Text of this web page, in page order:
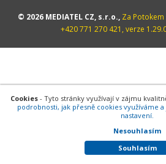
© 2026 MEDIATEL CZ, s.r.o., Za Potokem
+420 771 270 421, verze
Cookies - Tyto stránky využívají v zájmu
podrobnosti, jak přesně cookies využíváme
nastavení.
Nesouhlasím
Souhlasím